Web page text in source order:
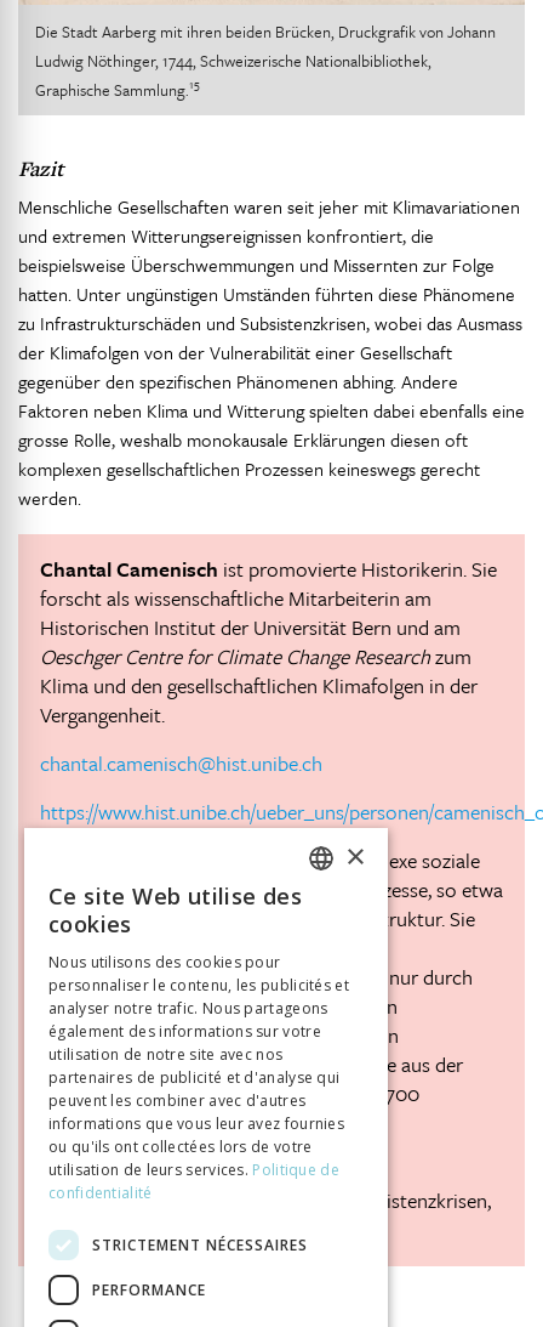
Die Stadt Aarberg mit ihren beiden Brücken, Druckgrafik von Johann
Ludwig Nöthinger, 1744, Schweizerische Nationalbibliothek,
Graphische Sammlung.15
Fazit
Menschliche Gesellschaften waren seit jeher mit Klimavariationen
und extremen Witterungsereignissen konfrontiert, die
beispielsweise Überschwemmungen und Missernten zur Folge
hatten. Unter ungünstigen Umständen führten diese Phänomene
zu Infrastrukturschäden und Subsistenzkrisen, wobei das Ausmass
der Klimafolgen von der Vulnerabilität einer Gesellschaft
gegenüber den spezifischen Phänomenen abhing. Andere
Faktoren neben Klima und Witterung spielten dabei ebenfalls eine
grosse Rolle, weshalb monokausale Erklärungen diesen oft
komplexen gesellschaftlichen Prozessen keineswegs gerecht
werden.
Chantal Camenisch ist promovierte Historikerin. Sie
forscht als wissenschaftliche Mitarbeiterin am
Historischen Institut der Universität Bern und am
Oeschger Centre for Climate Change Researchzum
Klima und den gesellschaftlichen Klimafolgen in der
Vergangenheit.
chantal.camenisch@hist.unibe.ch
https://www.hist.unibe.ch/ueber_uns/personen/
Gesellschaftliche Klimafolgen sind komplexe soziale
und wirtschaftliche Phänomene und Prozesse, so etwa
Subsistenzkrisen oder Schäden an Infrastruktur. Sie
werden durch extreme Witterung und
Klimavariabilität angestossen, aber nicht nur durch
diese verursacht. In diesem Artikel werden
theoretische Ansätze zu gesellschaftlichen
Klimafolgen kurz vorgestellt und Beispiele aus der
Schweiz in der Zeitspanne von 1300 bis 1700
besprochen.
Klima, Gesellschaftliche Klimafolgen,
Wirtschaftsgeschichte der Schweiz, Subsistenzkrisen,
Vorindustrielle Zeit
ITALIAN
×
Ce site Web utilise des
cookies
Nous utilisons des cookies pour
personnaliser le contenu, les publicités et
analyser notre trafic. Nous partageons
également des informations sur votre
utilisation de notre site avec nos
partenaires de publicité et d'analyse qui
peuvent les combiner avec d'autres
informations que vous leur avez fournies
ou qu'ils ont collectées lors de votre
utilisation de leurs services. Politique de
confidentialité
STRICTEMENT NÉCESSAIRES
PERFORMANCE